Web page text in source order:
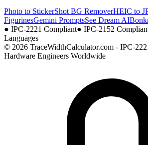
Photo to StickerShot BG RemoverHEIC to
FigurinesGemini PromptsSee Dream AI
● IPC-2221 Compliant● IPC-2152
Languages
© 2026 TraceWidthCalculator.com - IPC-
Hardware Engineers Worldwide